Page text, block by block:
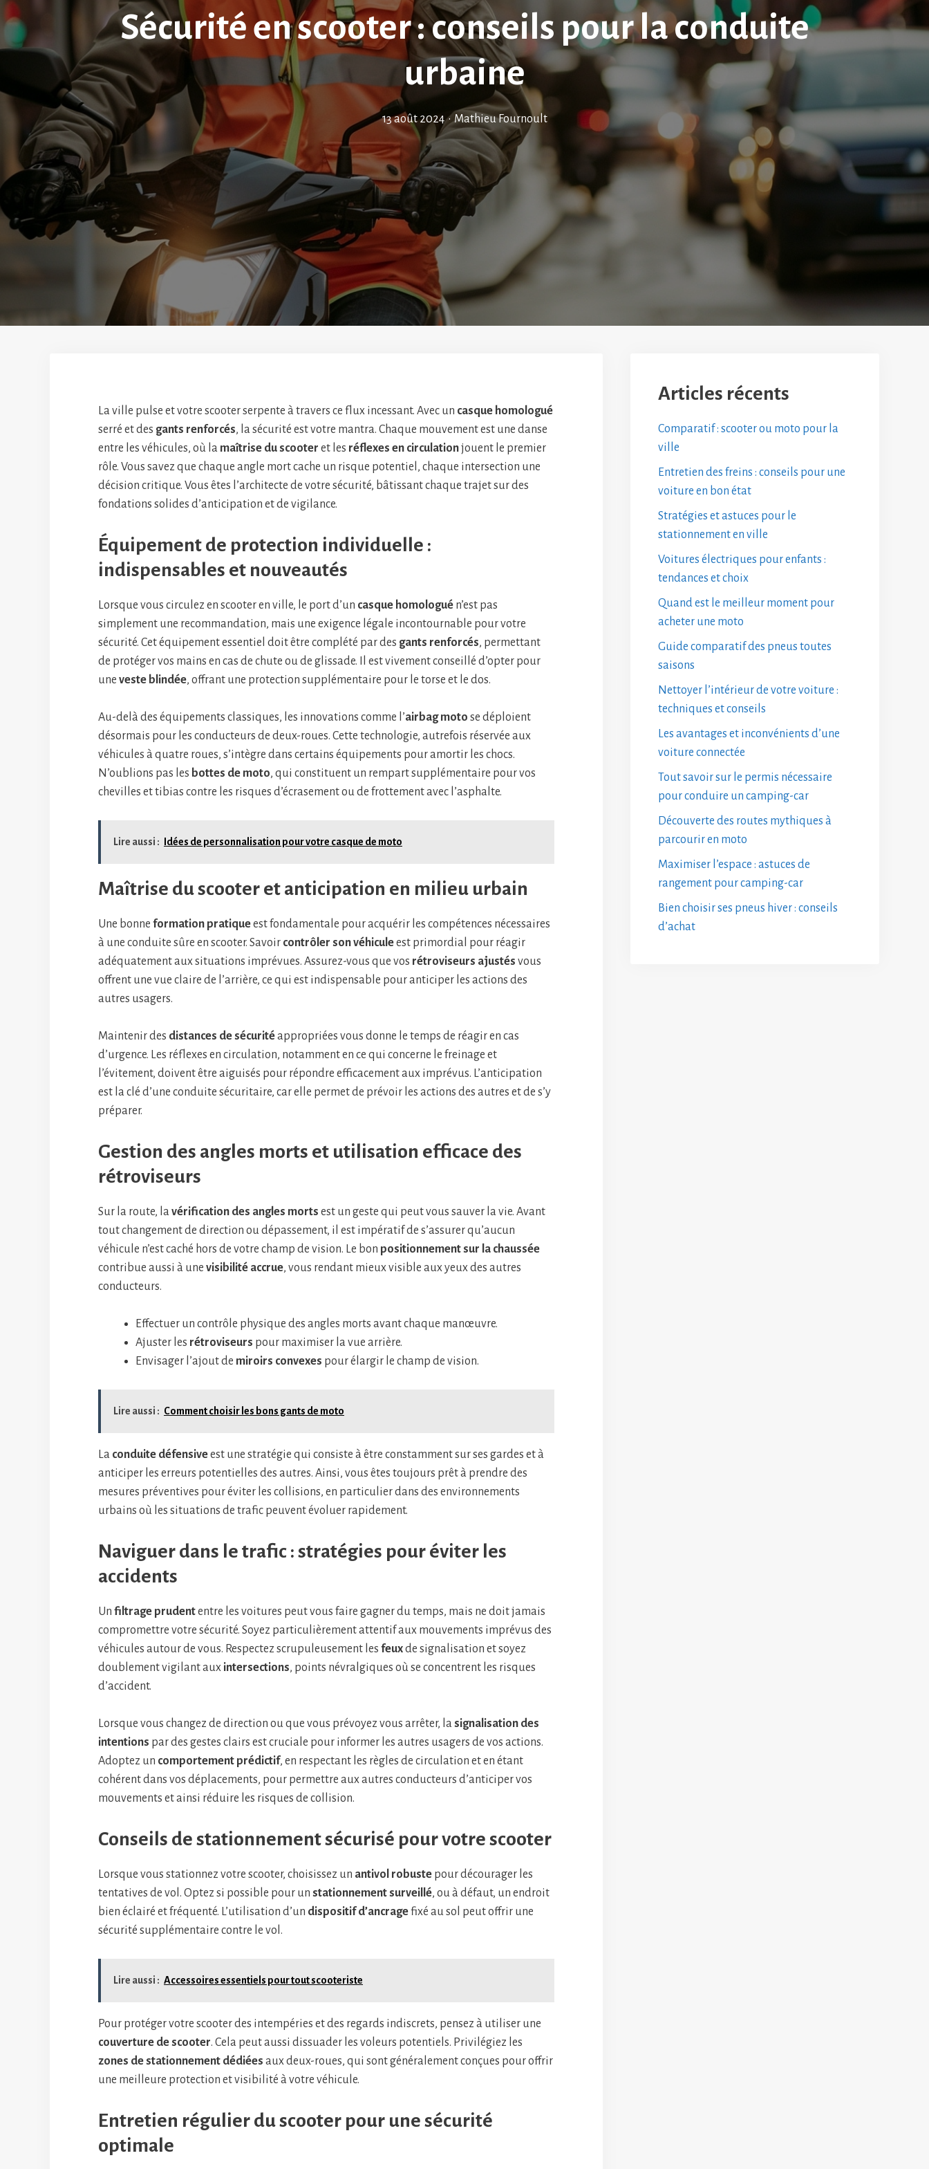
Sécurité en scooter : conseils pour la conduite
urbaine
13 août 2024 • Mathieu Fournoult
La ville pulse et votre scooter serpente à travers ce flux incessant. Avec un casque homologué
serré et des gants renforcés, la sécurité est votre mantra. Chaque mouvement est une danse
entre les véhicules, où la maîtrise du scooter et les réflexes en circulationjouent le premier
rôle. Vous savez que chaque angle mort cache un risque potentiel, chaque intersection une
décision critique. Vous êtes l’architecte de votre sécurité, bâtissant chaque trajet sur des
fondations solides d’anticipation et de vigilance.
Équipement de protection individuelle :
indispensables et nouveautés
Lorsque vous circulez en scooter en ville, le port d’un casque homologué n’est pas
simplement une recommandation, mais une exigence légale incontournable pour votre
sécurité. Cet équipement essentiel doit être complété par des gants renforcés, permettant
de protéger vos mains en cas de chute ou de glissade. Il est vivement conseillé d’opter pour
une veste blindée, offrant une protection supplémentaire pour le torse et le dos.
Au-delà des équipements classiques, les innovations comme l’airbag moto se déploient
désormais pour les conducteurs de deux-roues. Cette technologie, autrefois réservée aux
véhicules à quatre roues, s’intègre dans certains équipements pour amortir les chocs.
N’oublions pas les bottes de moto, qui constituent un rempart supplémentaire pour vos
chevilles et tibias contre les risques d’écrasement ou de frottement avec l’asphalte.
Lire aussi : Idées de personnalisation pour votre casque de moto
Maîtrise du scooter et anticipation en milieu urbain
Une bonne formation pratiqueest fondamentale pour acquérir les compétences nécessaires
à une conduite sûre en scooter. Savoir contrôler son véhiculeest primordial pour réagir
adéquatement aux situations imprévues. Assurez-vous que vos rétroviseurs ajustés vous
offrent une vue claire de l’arrière, ce qui est indispensable pour anticiper les actions des
autres usagers.
Maintenir des distances de sécuritéappropriées vous donne le temps de réagir en cas
d’urgence. Les réflexes en circulation, notamment en ce qui concerne le freinage et
l’évitement, doivent être aiguisés pour répondre efficacement aux imprévus. L’anticipation
est la clé d’une conduite sécuritaire, car elle permet de prévoir les actions des autres et de s’y
préparer.
Gestion des angles morts et utilisation efficace des
rétroviseurs
Sur la route, lavérification des angles morts est un geste qui peut vous sauver la vie. Avant
tout changement de direction ou dépassement, il est impératif de s’assurer qu’aucun
véhicule n’est caché hors de votre champ de vision. Le bon positionnement sur la chaussée
contribue aussi à une visibilité accrue, vous rendant mieux visible aux yeux des autres
conducteurs.
Effectuer un contrôle physique des angles morts avant chaque manœuvre.
Ajuster les rétroviseurs pour maximiser la vue arrière.
Envisager l’ajout de miroirs convexes pour élargir le champ de vision.
Lire aussi : Comment choisir les bons gants de moto
La conduite défensiveest une stratégie qui consiste à être constamment sur ses gardes et à
anticiper les erreurs potentielles des autres. Ainsi, vous êtes toujours prêt à prendre des
mesures préventives pour éviter les collisions, en particulier dans des environnements
urbains où les situations de trafic peuvent évoluer rapidement.
Naviguer dans le trafic : stratégies pour éviter les
accidents
Un filtrage prudententre les voitures peut vous faire gagner du temps, mais ne doit jamais
compromettre votre sécurité. Soyez particulièrement attentif aux mouvements imprévus des
véhicules autour de vous. Respectez scrupuleusement les feuxde signalisation et soyez
doublement vigilant aux intersections, points névralgiques où se concentrent les risques
d’accident.
Lorsque vous changez de direction ou que vous prévoyez vous arrêter, lasignalisation des
intentions par des gestes clairs est cruciale pour informer les autres usagers de vos actions.
Adoptez un comportement prédictif, en respectant les règles de circulation et en étant
cohérent dans vos déplacements, pour permettre aux autres conducteurs d’anticiper vos
mouvements et ainsi réduire les risques de collision.
Conseils de stationnement sécurisé pour votre scooter
Lorsque vous stationnez votre scooter, choisissez un antivol robuste pour décourager les
tentatives de vol. Optez si possible pour un stationnement surveillé, ou à défaut, un endroit
bien éclairé et fréquenté. L’utilisation d’un dispositif d’ancragefixé au sol peut offrir une
sécurité supplémentaire contre le vol.
Lire aussi : Accessoires essentiels pour tout scooteriste
Pour protéger votre scooter des intempéries et des regards indiscrets, pensez à utiliser une
couverture de scooter. Cela peut aussi dissuader les voleurs potentiels. Privilégiez les
zones de stationnement dédiées aux deux-roues, qui sont généralement conçues pour offrir
une meilleure protection et visibilité à votre véhicule.
Entretien régulier du scooter pour une sécurité
optimale
Articles récents
Comparatif : scooter ou moto pour la
ville
Entretien des freins : conseils pour une
voiture en bon état
Stratégies et astuces pour le
stationnement en ville
Voitures électriques pour enfants :
tendances et choix
Quand est le meilleur moment pour
acheter une moto
Guide comparatif des pneus toutes
saisons
Nettoyer l’intérieur de votre voiture :
techniques et conseils
Les avantages et inconvénients d’une
voiture connectée
Tout savoir sur le permis nécessaire
pour conduire un camping-car
Découverte des routes mythiques à
parcourir en moto
Maximiser l’espace : astuces de
rangement pour camping-car
Bien choisir ses pneus hiver : conseils
d’achat